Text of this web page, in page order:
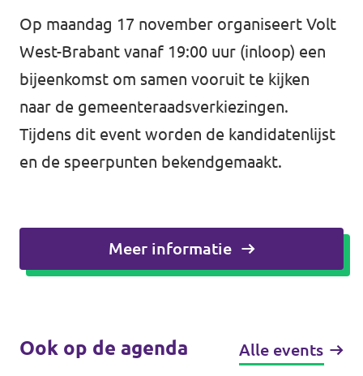
Werken bij Volt
Sprekersaanvraag
Volt There - Buitenlandstichting Volt
Charge - Wetenschappelijk Platform Volt
Op maandag 17 november organiseert Volt
West-Brabant vanaf 19:00 uur (inloop) een
bijeenkomst om samen vooruit te kijken
naar de gemeenteraadsverkiezingen.
Tijdens dit event worden de kandidatenlijst
en de speerpunten bekendgemaakt.
Meer informatie
Ook op de agenda Alle events